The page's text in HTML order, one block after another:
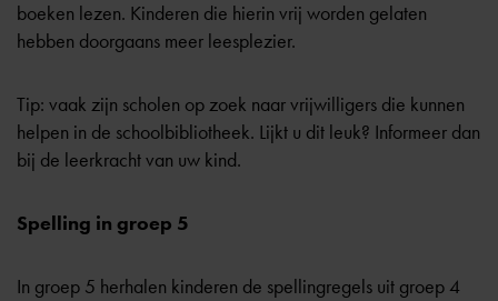
boeken lezen. Kinderen die hierin vrij worden gelaten
hebben doorgaans meer leesplezier.
Tip: vaak zijn scholen op zoek naar vrijwilligers die kunnen
helpen in de schoolbibliotheek. Lijkt u dit leuk? Informeer dan
bij de leerkracht van uw kind.
Spelling in groep 5
In groep 5 herhalen kinderen de spellingregels uit groep 4